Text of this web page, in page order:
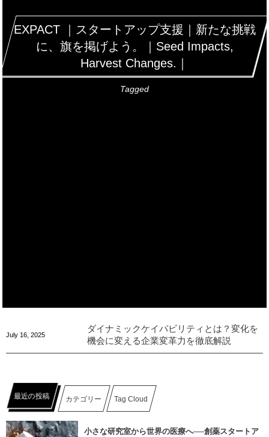
EXPACT ｜スタートアップ支援｜新たな挑戦
に、旗を掲げよう。｜Seed Impacts,
Harvest Changes.｜
Tagged
July 16 2025
ダイナミックケイパビリティとは？変化を
機会に変える企業変革力を徹底解説
最近の投稿 カテゴリー Tag Cloud
小さな研究室から世界の医療へ──創薬スタートア